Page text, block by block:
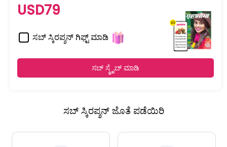
USD79
ಸಬ್ ಸ್ಕಿರಪ್ಶನ್ ಗಿಫ್ಟ್ ಮಾಡಿ
ಸಬ್ ಸ್ಕ್ರೈಬ್ ಮಾಡಿ
ಸಬ್ ಸ್ಕಿರಪ್ಶನ್ ಜೊತೆ ಪಡೆಯಿರಿ